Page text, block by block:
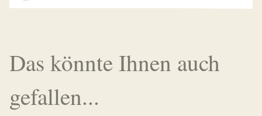
Das könnte Ihnen auch
gefallen...